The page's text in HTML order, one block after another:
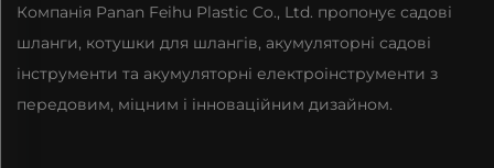
Компанія Panan Feihu Plastic Co., Ltd. пропонує садові
шланги, котушки для шлангів, акумуляторні садові
інструменти та акумуляторні електроінструменти з
передовим, міцним і інноваційним дизайном.